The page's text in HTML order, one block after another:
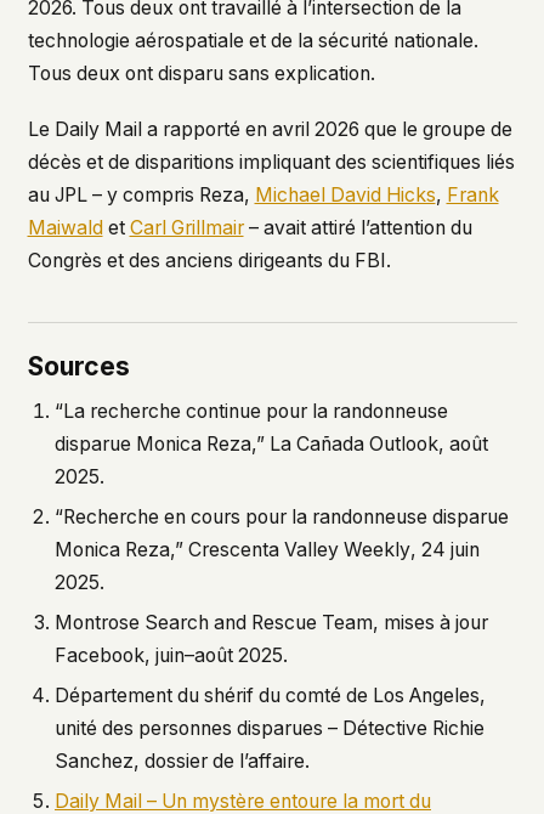
2026. Tous deux ont travaillé à l’intersection de la
technologie aérospatiale et de la sécurité nationale.
Tous deux ont disparu sans explication.
Le Daily Maila rapporté en avril 2026 que le groupe de
décès et de disparitions impliquant des scientifiques liés
au JPL – y compris Reza, Michael David Hicks, Frank
Maiwaldet Carl Grillmair– avait attiré l’attention du
Congrès et des anciens dirigeants du FBI.
Sources
“La recherche continue pour la randonneuse
disparue Monica Reza,” La Cañada Outlook, août
2025.
“Recherche en cours pour la randonneuse disparue
Monica Reza,” Crescenta Valley Weekly, 24 juin
2025.
Montrose Search and Rescue Team, mises à jour
Facebook, juin–août 2025.
Département du shérif du comté de Los Angeles,
unité des personnes disparues – Détective Richie
Sanchez, dossier de l’affaire.
Daily Mail – Un mystère entoure la mort du